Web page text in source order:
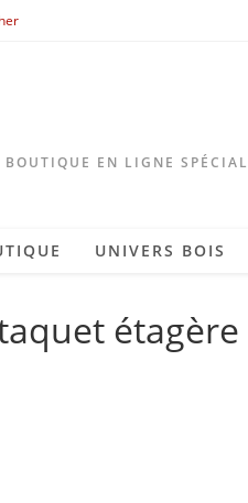
BOUTIQUE EN LIGNE
UNIVERS BOIS
étagère